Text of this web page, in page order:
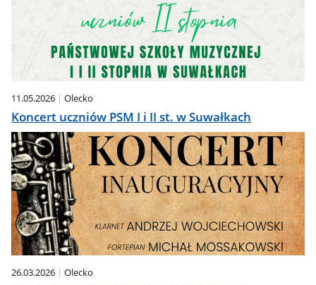
11.05.2026 Olecko
Koncert uczniów PSM I i II st. w Suwałkach
26.03.2026 Olecko